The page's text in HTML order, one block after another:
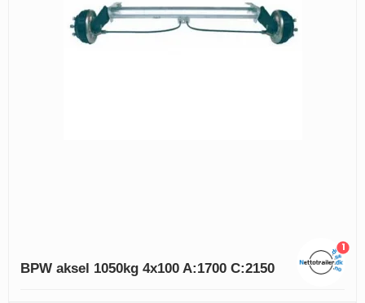
BPW aksel 1050kg 4x100 A:1700 C:2150
1